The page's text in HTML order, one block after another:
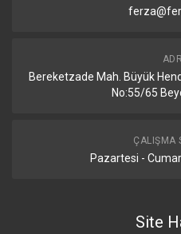
Bereketzade Mah. Büyük
No:55/65
ÇALIŞMA
Pazartesi -
Site